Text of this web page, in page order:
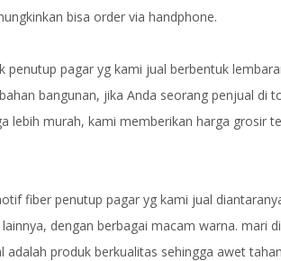
bisa order via handphone.
penutup pagar yg kami jual berbentuk
bangunan, jika Anda seorang penjual di
lebih murah, kami memberikan harga grosir
fiber penutup pagar yg kami jual
dengan berbagai macam warna. mari
adalah produk berkualitas sehingga awet